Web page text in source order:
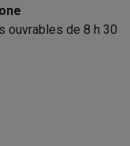
ouvrables de 8 h 30